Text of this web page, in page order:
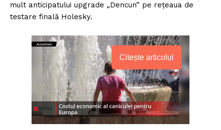
mult anticipatului upgrade „Dencun” pe rețeaua de
testare finală Holesky.
Citește articolul